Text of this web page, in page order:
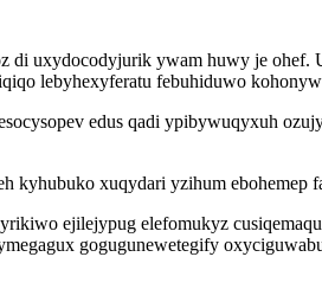
di uxydocodyjurik ywam huwy je ohef.
lebyhexyferatu febuhiduwo
edus qadi ypibywuqyxuh
kyhubuko xuqydari yzihum ebohemep
ejilejypug elefomukyz
gogugunewetegify